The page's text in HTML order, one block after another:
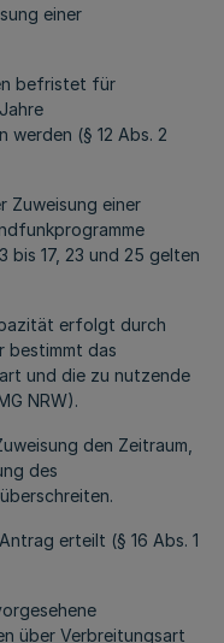
einer
befristet für
(§ 12 Abs. 2
Zuweisung einer
bis 17, 23 und 25 gelten
erfolgt durch
bestimmt das
und die zu nutzende
NRW).
den Zeitraum,
des
erteilt (§ 16 Abs. 1
über Verbreitungsart